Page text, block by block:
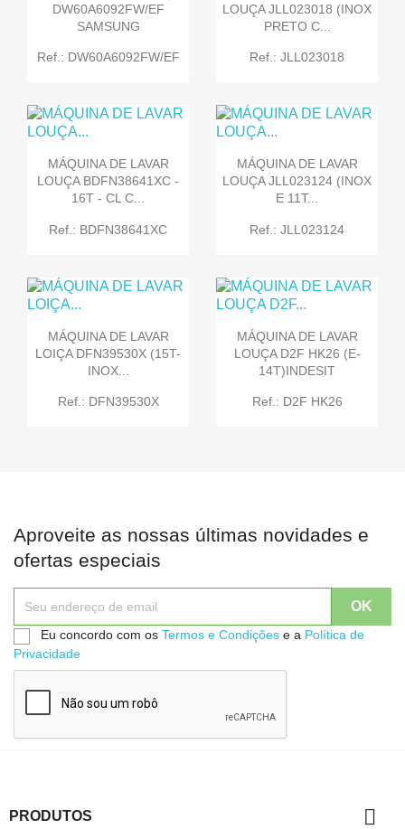
DW60A6092FW/EF
SAMSUNG
Ref.: DW60A6092FW/EF
LOUÇA JLL023018 (INOX
PRETO C...
Ref.: JLL023018
MÁQUINA DE LAVAR
LOUÇA BDFN38641XC -
16T - CL C...
Ref.: BDFN38641XC
MÁQUINA DE LAVAR
LOUÇA JLL023124 (INOX
E 11T...
Ref.: JLL023124
MÁQUINA DE LAVAR
LOIÇA DFN39530X (15T-
INOX...
Ref.: DFN39530X
MÁQUINA DE LAVAR
LOUÇA D2F HK26 (E-
14T)INDESIT
Ref.: D2F HK26
Aproveite as nossas últimas novidades e
ofertas especiais
Eu concordo com os Termos e Condições e a Política de
Privacidade
PRODUTOS 